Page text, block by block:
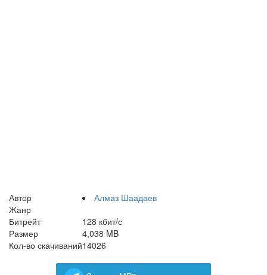
Автор
Алмаз Шаадаев
Жанр
Битрейт
128 кбит/с
Размер
4,038 MB
Кол-во скачиваний14026